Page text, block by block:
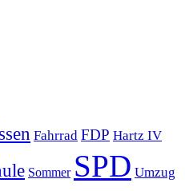
Fahrrad FDP Hartz IV
Sommer SPD Umzug